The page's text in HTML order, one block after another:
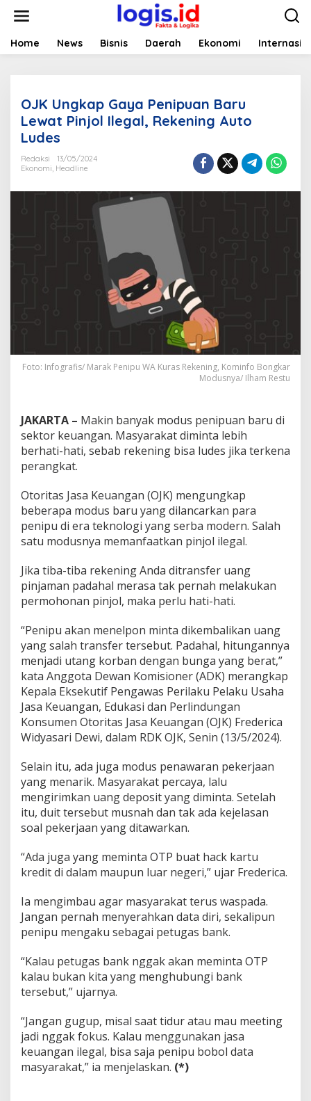
t
Home News Bisnis Daerah Ekonomi
OJK Ungkap Gaya Penipuan Baru
Lewat Pinjol Ilegal, Rekening Auto
Ludes
Redaksi
13/05/2024
Ekonomi, Headline
Foto: Infografis/ Marak Penipu WA Kuras Rekening, Kominfo Bongkar
Modusnya/ Ilham Restu
JAKARTA – Makin banyak modus penipuan baru di
sektor keuangan. Masyarakat diminta lebih
berhati-hati, sebab rekening bisa ludes jika terkena
perangkat.
Otoritas Jasa Keuangan (OJK) mengungkap
beberapa modus baru yang dilancarkan para
penipu di era teknologi yang serba modern. Salah
satu modusnya memanfaatkan pinjol ilegal.
Jika tiba-tiba rekening Anda ditransfer uang
pinjaman padahal merasa tak pernah melakukan
permohonan pinjol, maka perlu hati-hati.
“Penipu akan menelpon minta dikembalikan uang
yang salah transfer tersebut. Padahal, hitungannya
menjadi utang korban dengan bunga yang berat,”
kata Anggota Dewan Komisioner (ADK) merangkap
Kepala Eksekutif Pengawas Perilaku Pelaku Usaha
Jasa Keuangan, Edukasi dan Perlindungan
Konsumen Otoritas Jasa Keuangan (OJK) Frederica
Widyasari Dewi, dalam RDK OJK, Senin (13/5/2024).
Selain itu, ada juga modus penawaran pekerjaan
yang menarik. Masyarakat percaya, lalu
mengirimkan uang deposit yang diminta. Setelah
itu, duit tersebut musnah dan tak ada kejelasan
soal pekerjaan yang ditawarkan.
“Ada juga yang meminta OTP buat hack kartu
kredit di dalam maupun luar negeri,” ujar Frederica.
Ia mengimbau agar masyarakat terus waspada.
Jangan pernah menyerahkan data diri, sekalipun
penipu mengaku sebagai petugas bank.
“Kalau petugas bank nggak akan meminta OTP
kalau bukan kita yang menghubungi bank
tersebut,” ujarnya.
“Jangan gugup, misal saat tidur atau mau meeting
jadi nggak fokus. Kalau menggunakan jasa
keuangan ilegal, bisa saja penipu bobol data
masyarakat,” ia menjelaskan. (*)